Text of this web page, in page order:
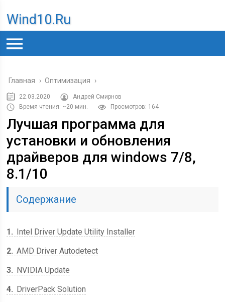
Wind10.ru
Главная › Оптимизация ›
22.03.2020
Андрей Смирнов
Время чтения: ~20 мин.
Просмотров: 164
Лучшая программа для
установки и обновления
драйверов для windows 7/8,
8.1/10
Содержание
1
Intel Driver Update Utility Installer
2 AMD Driver Autodetect
3
NVIDIA Update
4
DriverPack Solution